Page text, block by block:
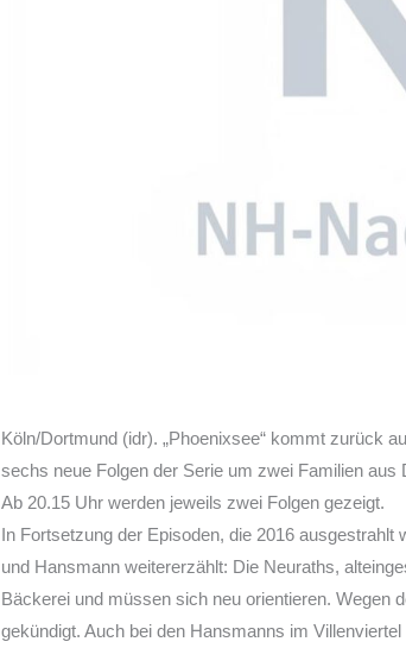
Köln/Dortmund (idr). „Phoenixsee“ kommt zurück
sechs neue Folgen der Serie um zwei Familien
Ab 20.15 Uhr werden jeweils zwei Folgen gezeigt.
In Fortsetzung der Episoden, die 2016
und Hansmann weitererzählt: Die Neuraths,
Bäckerei und müssen sich neu orientieren. Wegen
gekündigt. Auch bei den Hansmanns im